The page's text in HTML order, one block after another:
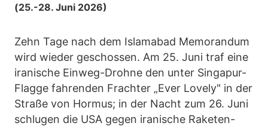
(25.-28. Juni 2026)
Zehn Tage nach dem Islamabad Memorandum
wird wieder geschossen. Am 25. Juni traf eine
iranische Einweg-Drohne den unter Singapur-
Flagge fahrenden Frachter „Ever Lovely" in der
Straße von Hormus; in der Nacht zum 26. Juni
schlugen die USA gegen iranische Raketen-